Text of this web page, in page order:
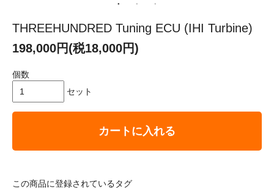
THREEHUNDRED Tuning ECU (IHI Turbine)
198,000円(税18,000円)
個数
セット
カートに入れる
この商品に登録されているタグ